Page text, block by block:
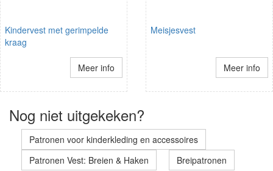
Kindervest met gerimpelde
kraag
Meer info
Meisjesvest
Meer info
Nog niet uitgekeken?
Patronen voor kinderkleding en accessoires
Patronen Vest: Breien & Haken
Breipatronen